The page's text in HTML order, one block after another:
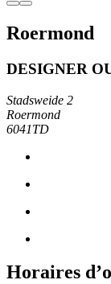
Roermond
DESIGNER
Stadsweide 2
Roermond
6041TD
Horaires